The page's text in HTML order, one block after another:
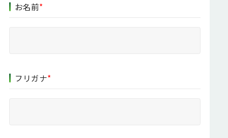
お名前*
フリガナ*